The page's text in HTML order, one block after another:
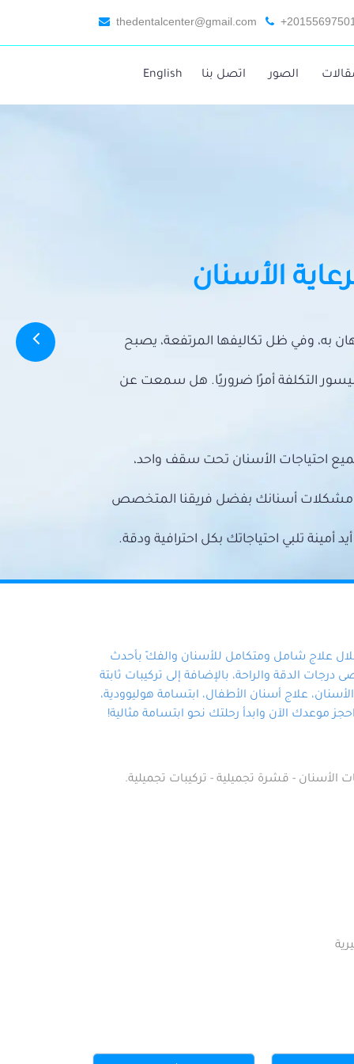
thedentalcenter@gmail.com
الصور اتصل بنا English
الأسنان
به، وفي ظل تكاليفها المرتفعة، يصبح
التكلفة أمرًا ضروريًا. هل سمعت عن
احتياجات الأسنان تحت سقف واحد،
مشكلات أسنانك بفضل فريقنا المتخصص
تلبي احتياجاتك بكل احترافية ودقة.
علاج شامل ومتكامل للأسنان والفكّ بأحدث
الدقة والراحة، بالإضافة إلى تركيبات ثابتة
علاج أسنان الأطفال، ابتسامة هوليوودية،
موعدك الآن وابدأ رحلتك نحو ابتسامة مثالية!
الأسنان - قشرة تجميلية - تركيبات تجميلية.